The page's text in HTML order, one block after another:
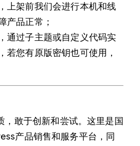
上架前我们会进行本机和线
产品正常；
通过子主题或自定义代码实
若您有原版密钥也可使用，
，敢于创新和尝试。这里是国
产品销售和服务平台，同